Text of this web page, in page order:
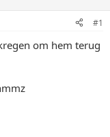
#1
om hem terug